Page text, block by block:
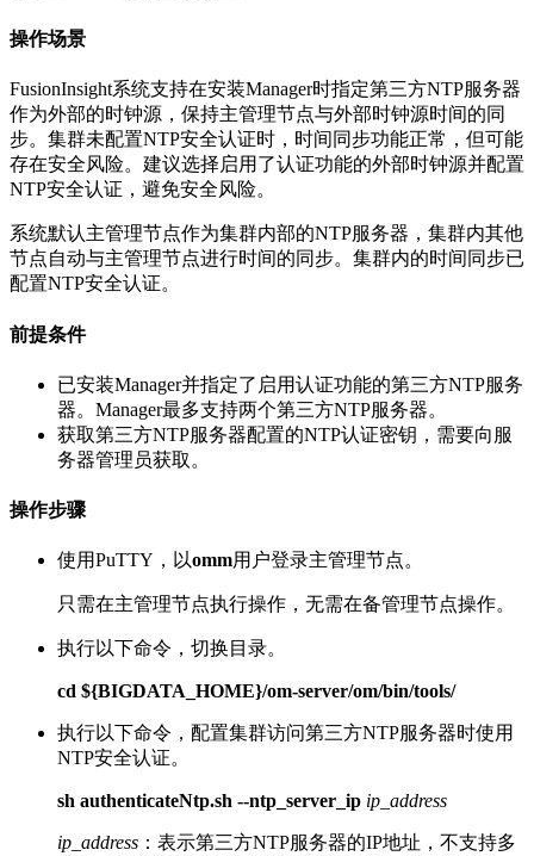
操作场景
FusionInsight系统支持在安装Manager时指定第三方NTP服务器
作为外部的时钟源，保持主管理节点与外部时钟源时间的同
步。集群未配置NTP安全认证时，时间同步功能正常，但可能
存在安全风险。建议选择启用了认证功能的外部时钟源并配置
NTP安全认证，避免安全风险。
系统默认主管理节点作为集群内部的NTP服务器，集群内其他
节点自动与主管理节点进行时间的同步。集群内的时间同步已
配置NTP安全认证。
前提条件
已安装Manager并指定了启用认证功能的第三方NTP服务
器。Manager最多支持两个第三方NTP服务器。
获取第三方NTP服务器配置的NTP认证密钥，需要向服
务器管理员获取。
操作步骤
使用PuTTY，以omm用户登录主管理节点。
只需在主管理节点执行操作，无需在备管理节点操作。
执行以下命令，切换目录。
cd ${BIGDATA_HOME}/om-server/om/bin/tools/
执行以下命令，配置集群访问第三方NTP服务器时使用
NTP安全认证。
sh authenticateNtp.sh --ntp_server_ip ip_address
ip_address ：表示第三方NTP服务器的IP地址，不支持多